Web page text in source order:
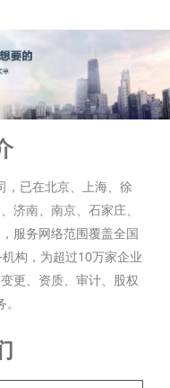
，已在北京、上海、徐
济南、南京、石家庄、
服务网络范围覆盖全国
构，为超过10万家企业
更、资质、审计、股权